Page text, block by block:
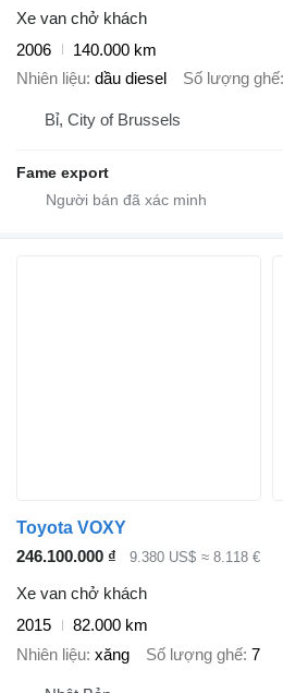
Xe van chở khách
2006
140.000 km
Nhiên liệu dầu diesel Số lượng ghế
Bỉ, City of Brussels
Fame export
Toyota VOXY
246.100.000 ₫
9.380 US$ ≈ 8.118 €
Xe van chở khách
2015
82.000 km
Nhiên liệu xăng Số lượng ghế 7